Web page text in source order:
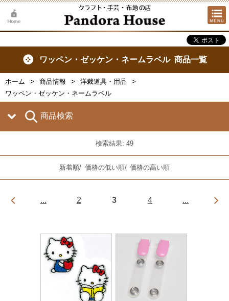
ワッペン・ゼッケン・ネームラベル 商品一覧
ホーム 商品情報
洋裁道具・用品
ワッペン・ゼッケン・ネームラベル
商品検索
検索結果: 49
新着順/ 価格の低い順/ 価格の高い順
... 2 3 4 ...